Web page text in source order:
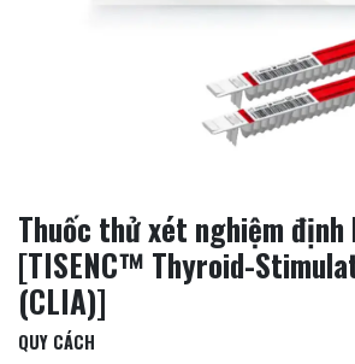
Thuốc thử xét nghiệm định
[TISENC™ Thyroid-
(CLIA)]
QUY CÁCH